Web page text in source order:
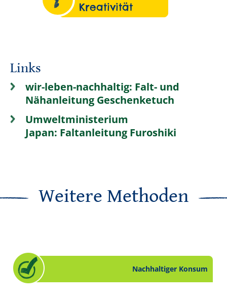
Kreativität
Links
wir-leben-nachhaltig: Falt- und
Nähanleitung Geschenketuch
Umweltministerium
Japan: Faltanleitung Furoshiki
Weitere Methoden
Nachhaltiger Konsum